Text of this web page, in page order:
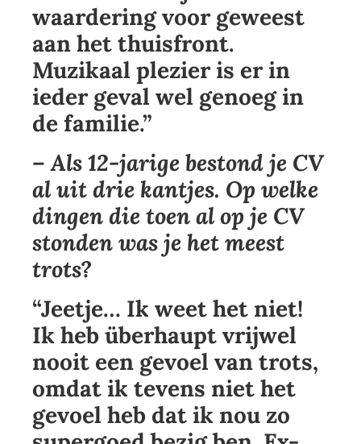
waardering voor geweest
aan het thuisfront.
Muzikaal plezier is er in
ieder geval wel genoeg in
de familie.”
– Als 12-jarige bestond je CV
al uit drie kantjes. Op welke
dingen die toen al op je CV
stonden was je het meest
trots?
“Jeetje… Ik weet het niet!
Ik heb überhaupt vrijwel
nooit een gevoel van trots,
omdat ik tevens niet het
gevoel heb dat ik nou zo